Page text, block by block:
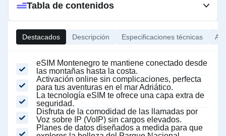
Destacados Descripción Especificaciones técnicas
eSIM Montenegro te mantiene conectado desde
las montañas hasta la costa.
Activación online sin complicaciones, perfecta
para tus aventuras en el mar Adriático.
La tecnología eSIM te ofrece una capa extra de
seguridad.
Disfruta de la comodidad de las llamadas por
Voz sobre IP (VoIP) sin cargos elevados.
Planes de datos diseñados a medida para que
Tabla de contenidos